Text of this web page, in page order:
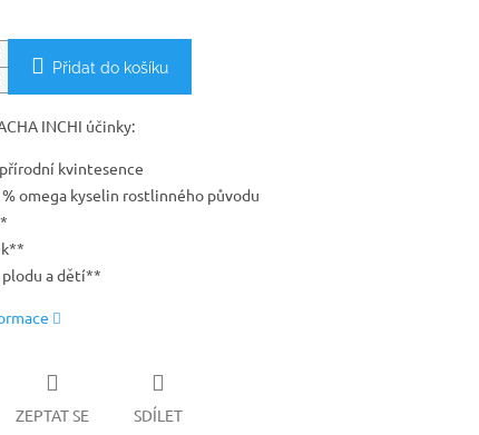
Přidat do košíku
INCHI účinky:
kvintesence
% omega kyselin rostlinného původu
a dětí**
ZEPTAT SE SDÍLET